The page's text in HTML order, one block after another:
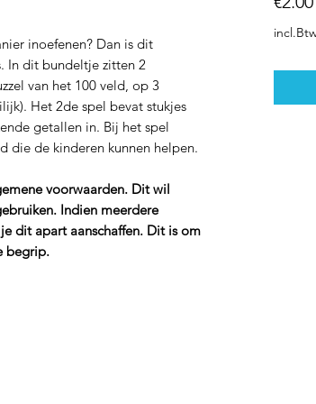
inoefenen? Dan is dit
In dit bundeltje zitten 2
van het 100 veld, op 3
Het 2de spel bevat stukjes
getallen in. Bij het spel
die de kinderen kunnen helpen.
voorwaarden. Dit wil
Indien meerdere
dit apart aanschaffen. Dit is om
begrip.